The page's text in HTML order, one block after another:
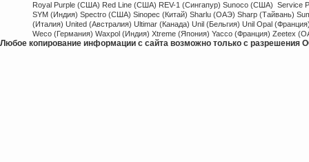
Royal Purple (США) Red Line (США) REV-1 (Сингапур) Sunoco (США)
SYM (Индия) Spectro (США) Sinopec (Китай) Sharlu (ОАЭ) Sharp (Тайвань)
(Италия) United (Австралия) Ultimar (Канада) Unil (Бельгия) Unil Opal
Weco (Германия) Waxpol (Индия) Xtreme (Япония) Yacco (Франция) Zeetex
Любое копирование информации с сайта возможно только с разрешения